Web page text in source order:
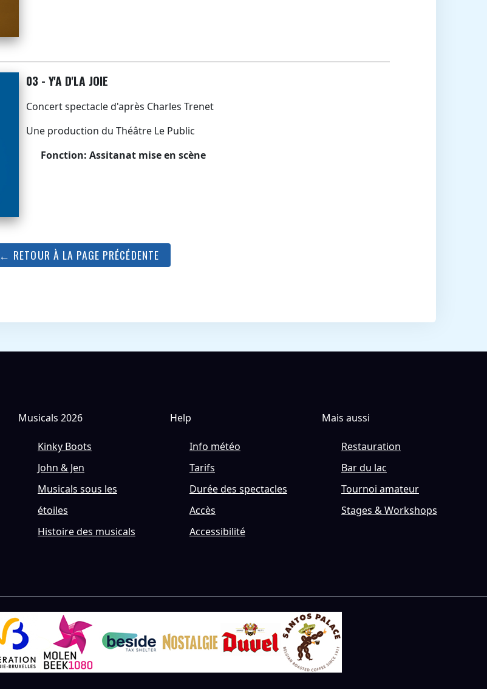
03 - Y'A D'LA JOIE
Concert spectacle d'après Charles Trenet
Une production du Théâtre Le Public
Fonction: Assitanat mise en scène
← RETOUR À LA PAGE PRÉCÉDENTE
Musicals 2026
Kinky Boots
John & Jen
Musicals sous les
étoiles
Histoire des musicals
Help
Info météo
Tarifs
Durée des spectacles
Accès
Accessibilité
Mais aussi
Restauration
Bar du lac
Tournoi amateur
Stages & Workshops